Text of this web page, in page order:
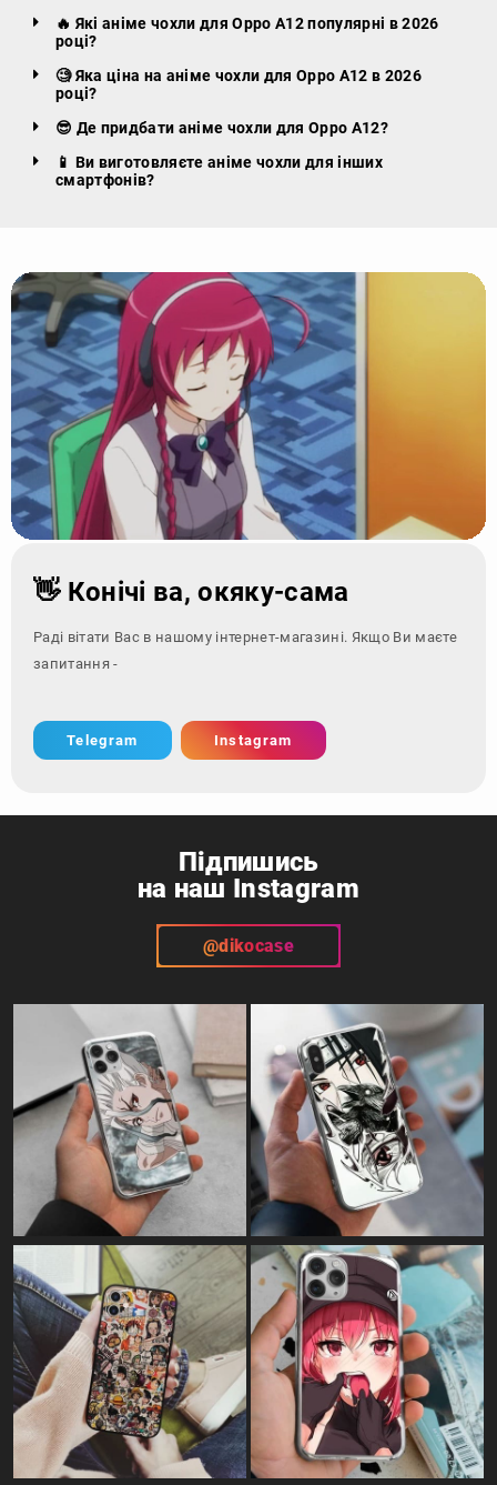
🔥 Які аніме чохли для Oppo A12 популярні в 2026
році?
🧐 Яка ціна на аніме чохли для Oppo A12 в 2026
році?
😎 Де придбати аніме чохли для Oppo A12?
📱 Ви виготовляєте аніме чохли для інших
смартфонів?
👋 Конічі ва, окяку-сама
Раді вітати Вас в нашому інтернет-магазині. Якщо Ви маєте
запитання - зверніться за
Telegram Instagram
Підпишись
на наш Instagram
@dikocase